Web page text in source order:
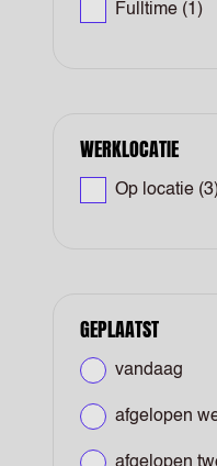
Fulltime (1)
WERKLOCATIE
Op locatie
GEPLAATST
vandaag
afgelopen